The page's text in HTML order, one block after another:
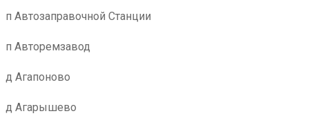
п Автозаправочной Станции
п Авторемзавод
д Агапоново
д Агарышево